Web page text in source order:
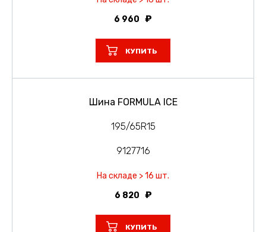
6 960
КУПИТЬ
Шина FORMULA ICE
195/65R15
9127716
На складе > 16 шт.
6 820
КУПИТЬ